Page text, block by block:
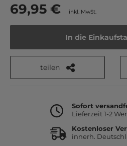
69,95 € inkl. MwSt.
In die
teilen
Sofort
Lieferzeit 1-2
Kostenloser
innerh.